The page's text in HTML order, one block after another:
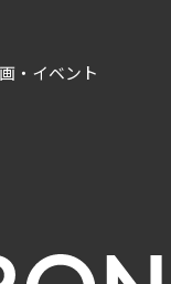
・イベント